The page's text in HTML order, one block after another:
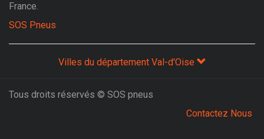
France.
SOS Pneus
Villes du département Val-d'Oise
Tous droits réservés © SOS pneus
Contactez Nous